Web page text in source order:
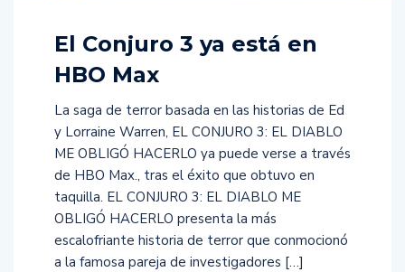
El Conjuro 3 ya está en
HBO Max
La saga de terror basada en las historias de Ed
y Lorraine Warren, EL CONJURO 3: EL DIABLO
ME OBLIGÓ HACERLO ya puede verse a través
de HBO Max., tras el éxito que obtuvo en
taquilla. EL CONJURO 3: EL DIABLO ME
OBLIGÓ HACERLO presenta la más
escalofriante historia de terror que conmocionó
a la famosa pareja de investigadores […]